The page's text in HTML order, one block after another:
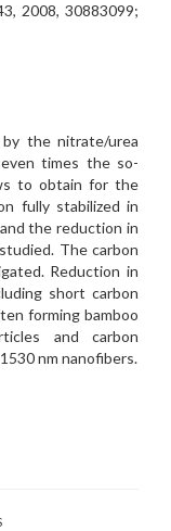
2008, 30883099;
the nitrate/urea
times the so-
to obtain for the
fully stabilized in
the reduction in
The carbon
Reduction in
short carbon
forming bamboo
and carbon
nm nanofibers.